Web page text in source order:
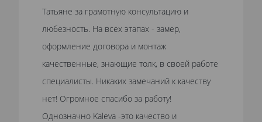
Татьяне за грамотную консультацию и
любезность. На всех этапах - замер,
оформление договора и монтаж
качественные, знающие толк, в своей работе
специалисты. Никаких замечаний к качеству
нет! Огромное спасибо за работу!
Однозначно Kaleva -это качество и